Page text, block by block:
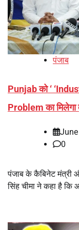
पंजाब
Punjab को ‘
Problem का
0
पंजाब के कैबिनेट मंत्री
सिंह चीमा ने कहा है कि